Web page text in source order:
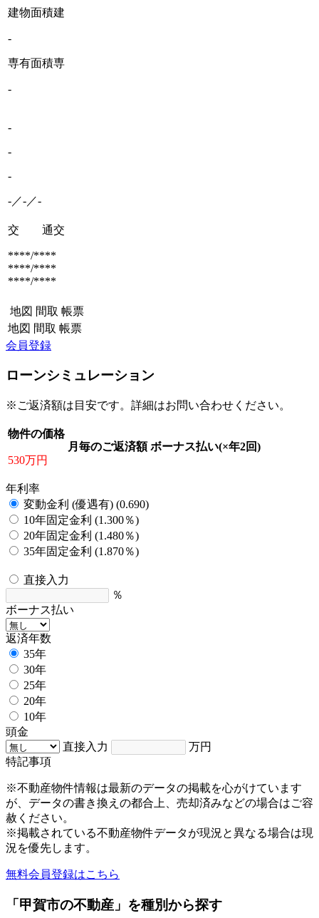
建物面積建
-
専有面積専
-
-
-
-
-／-／-
交 通交
****/****
****/****
****/****
地図 間取 帳票
地図 間取 帳票
会員登録
ローンシミュレーション
※ご返済額は目安です。詳細はお問い合わせください。
物件の価格
530万円
月毎のご返済額 ボーナス払い(×年2回)
年利率
変動金利 (優遇有) (0.690)
10年固定金利 (1.300％)
20年固定金利 (1.480％)
35年固定金利 (1.870％)
直接入力
％
ボーナス払い
返済年数
35年
30年
25年
20年
10年
頭金
直接入力
万円
特記事項
※不動産物件情報は最新のデータの掲載を心がけています
が、データの書き換えの都合上、売却済みなどの場合はご容
赦ください。
※掲載されている不動産物件データが現況と異なる場合は現
況を優先します。
無料会員登録はこちら
「甲賀市の不動産」を種別から探す